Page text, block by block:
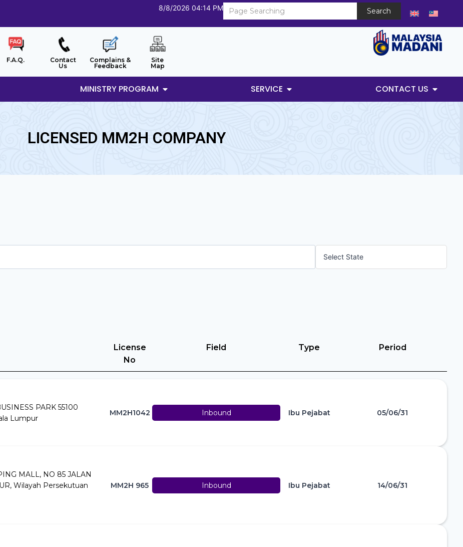
8/8/2026 04:14 PM Search
F.A.Q.
Contact
Us
Complains &
Feedback
Site
Map
MINISTRY PROGRAM SERVICE CONTACT US
LICENSED MM2H COMPANY
License
No
Field Type Period
PARK 55100
Lumpur
MM2H1042 Inbound Ibu Pejabat 05/06/31
MALL, NO 85 JALAN
Wilayah Persekutuan
MM2H 965 Inbound Ibu Pejabat 14/06/31